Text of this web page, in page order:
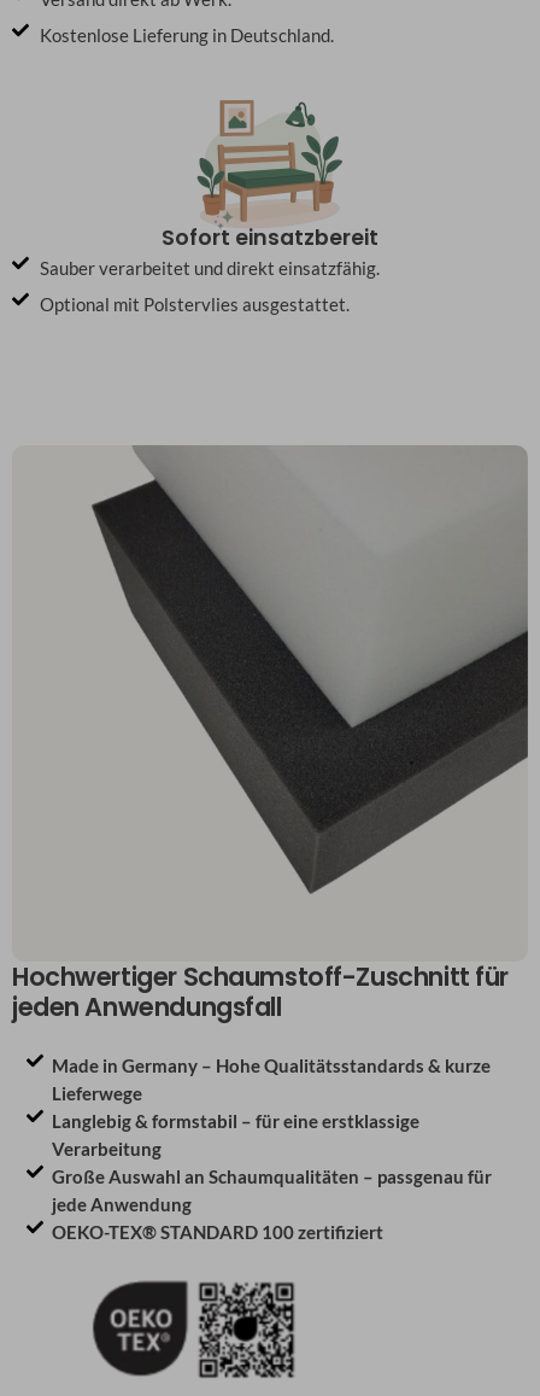
Kostenlose Lieferung in Deutschland.
Sofort einsatzbereit
Sauber verarbeitet und direkt einsatzfähig.
Optional mit Polstervlies ausgestattet.
Hochwertiger Schaumstoff-Zuschnitt für
jeden Anwendungsfall
Made in Germany – Hohe Qualitätsstandards & kurze
Lieferwege
Langlebig & formstabil – für eine erstklassige
Verarbeitung
Große Auswahl an Schaumqualitäten – passgenau für
jede Anwendung
OEKO-TEX® STANDARD 100 zertifiziert